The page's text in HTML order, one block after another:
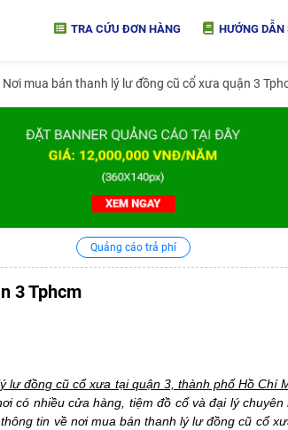
TRA CỨU ĐƠN HÀNG HƯỚNG DẪN
Nơi mua bán thanh lý lư đồng cũ cổ xưa quận 3
Quảng cáo trả phí
3 Tphcm
lư đồng cũ cổ xưa tại quận 3, thành phố Hồ Chí
có nhiều cửa hàng, tiệm đồ cổ và đại lý
tin về nơi mua bán thanh lý lư đồng cũ cổ